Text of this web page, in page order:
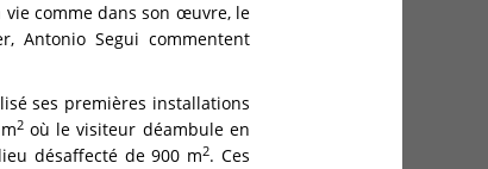
comme dans son œuvre, le
Antonio Segui commentent
ses premières installations
2où le visiteur déambule en
désaffecté de 900 m2. Ces